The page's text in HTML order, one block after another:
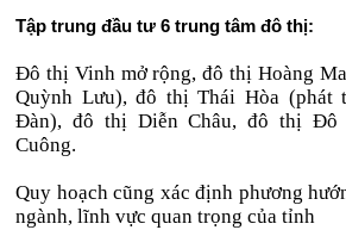
Tập trung đầu tư 6 trung tâm đô thị:
Đô thị Vinh mở rộng, đô thị Hoàng
Quỳnh Lưu), đô thị Thái Hòa (phát
Đàn), đô thị Diễn Châu, đô thị Đô
Cuông.
Quy hoạch cũng xác định phương
ngành, lĩnh vực quan trọng của tỉnh